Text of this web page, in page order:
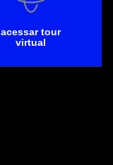
acessar tour
virtual